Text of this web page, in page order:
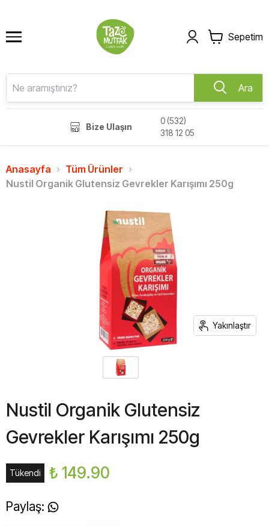
Sepetim
Ara
Bize Ulaşın
0 (532)
318 12 05
Anasayfa
Tüm Ürünler
Nustil Organik Glutensiz Gevrekler Karışımı 250g
Yakınlaştır
Nustil Organik Glutensiz
Gevrekler Karışımı 250g
Tükendi ₺ 149.90
Paylaş: